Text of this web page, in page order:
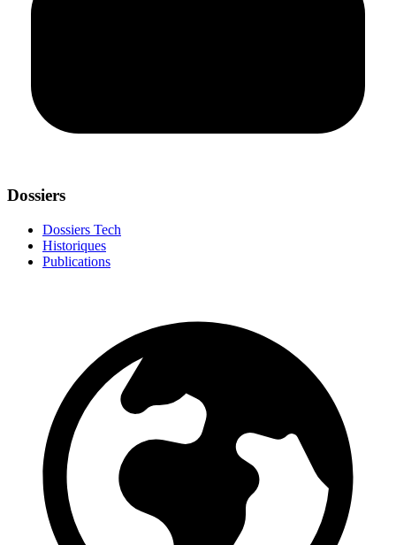
Dossiers
Dossiers Tech
Historiques
Publications